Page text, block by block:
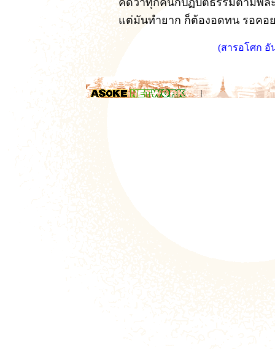
คิดว่าทุกคนก็ปฏิบัติธรรมตามพล
แต่มันทำยาก ก็ต้องอดทน รอคอ
(สารอโศก
.|